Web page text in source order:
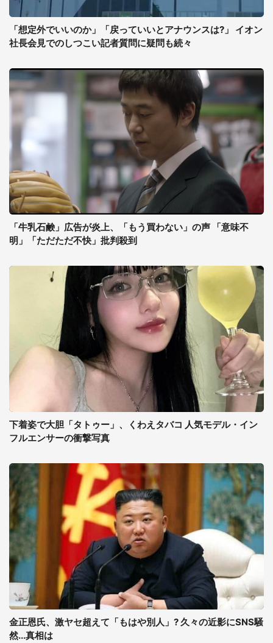
「想定外でいいのか」「戻っていいとアナウンスは?」 イオン
社長会見でのしつこい記者質問に疑問も続々
「牛乳石鹸」広告が炎上、「もう買わない」の声 「意味不
明」「ただただ不快」批判殺到
下着姿で大胆「タトゥー」、くわえタバコ 人気モデル・イン
フルエンサーの衝撃写真
金正恩氏、激ヤセ超えて「もはや別人」? 久々の近影にSNS騒
然...真相は